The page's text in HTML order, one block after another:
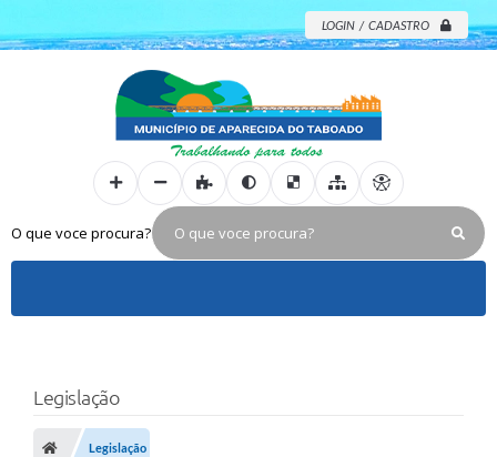
LOGIN / CADASTRO
O que voce procura?
Legislação
Legislação